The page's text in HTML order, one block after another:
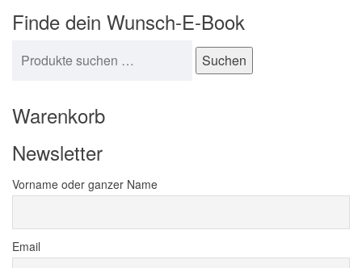
Finde dein Wunsch-E-Book
Suchen
Warenkorb
Newsletter
Vorname oder ganzer Name
Email